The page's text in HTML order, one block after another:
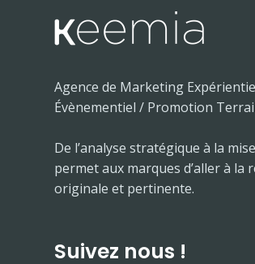
Agence de Marketing
Évènementiel / Promotion
De l’analyse stratégique à la
permet aux marques d’aller à la
originale et pertinente.
Suivez nous !